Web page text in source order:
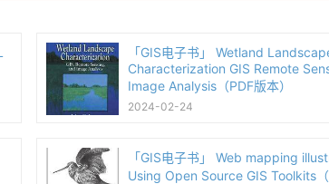
「GIS电子书」 Wetland
Characterization GIS Remote
Image Analysis（PDF版本）
2024-02-24
「GIS电子书」 Web mapping
Using Open Source GIS Toolkits